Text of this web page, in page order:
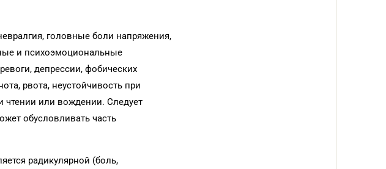
головные боли напряжения,
и психо­эмоциональные
депрессии, фобических
рвота, неустойчивость при
чтении или вождении. Следует
обусловливать часть
радикулярной (боль,